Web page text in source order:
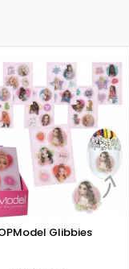
Glibbies